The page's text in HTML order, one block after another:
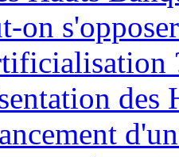
on
des